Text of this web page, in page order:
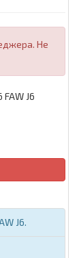
Не
J6.